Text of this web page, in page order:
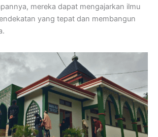
mereka dapat mengajarkan ilmu
yang tepat dan membangun